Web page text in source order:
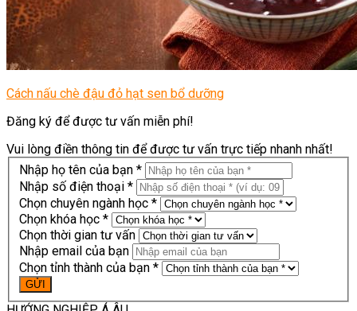
Cách nấu chè đậu đỏ hạt sen bổ dưỡng
Đăng ký để được tư vấn miễn phí!
Vui lòng điền thông tin để được tư vấn trực tiếp nhanh nhất!
Nhập họ tên của bạn *
Nhập số điện thoại *
Chọn chuyên ngành học *
Chọn khóa học *
Chọn thời gian tư vấn
Nhập email của bạn
Chọn tỉnh thành của bạn *